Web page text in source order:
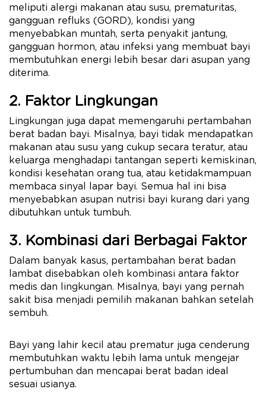
meliputi alergi makanan atau susu, prematuritas,
gangguan refluks (GORD), kondisi yang
menyebabkan muntah, serta penyakit jantung,
gangguan hormon, atau infeksi yang membuat bayi
membutuhkan energi lebih besar dari asupan yang
diterima.
2. Faktor Lingkungan
Lingkungan juga dapat memengaruhi pertambahan
berat badan bayi. Misalnya, bayi tidak mendapatkan
makanan atau susu yang cukup secara teratur, atau
keluarga menghadapi tantangan seperti kemiskinan,
kondisi kesehatan orang tua, atau ketidakmampuan
membaca sinyal lapar bayi. Semua hal ini bisa
menyebabkan asupan nutrisi bayi kurang dari yang
dibutuhkan untuk tumbuh.
3. Kombinasi dari Berbagai Faktor
Dalam banyak kasus, pertambahan berat badan
lambat disebabkan oleh kombinasi antara faktor
medis dan lingkungan. Misalnya, bayi yang pernah
sakit bisa menjadi pemilih makanan bahkan setelah
sembuh.
Bayi yang lahir kecil atau prematur juga cenderung
membutuhkan waktu lebih lama untuk mengejar
pertumbuhan dan mencapai berat badan ideal
sesuai usianya.